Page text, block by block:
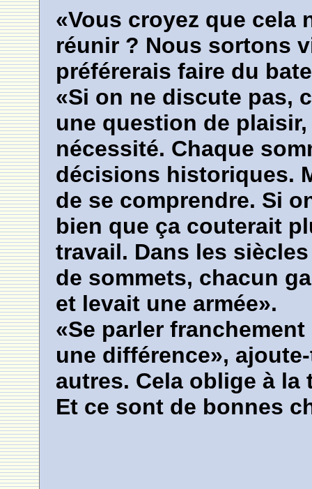
«Vous croyez que cela
réunir ? Nous sortons
préférerais faire du
«Si on ne discute pas,
une question de
nécessité. Chaque
décisions historiques.
de se comprendre. Si
bien que ça couterait
travail. Dans les
de sommets, chacun
et levait une armée».
«Se parler
une différence»,
autres. Cela oblige à
Et ce sont de bonnes